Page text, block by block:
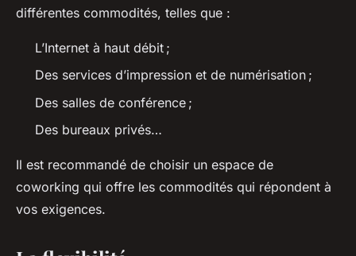
différentes commodités, telles que :
L’Internet à haut débit ;
Des services d’impression et de numérisation ;
Des salles de conférence ;
Des bureaux privés…
Il est recommandé de choisir un espace de
coworking qui offre les commodités qui répondent à
vos exigences.